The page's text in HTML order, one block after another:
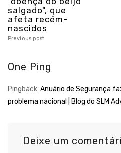
salgado", que
afeta recém-
nascidos
Previous post
One Ping
Pingback: Anuário de Segurança
problema nacional | Blog do SLM
Deixe um